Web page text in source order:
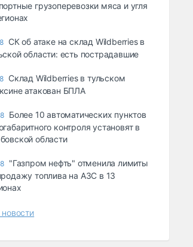
грузоперевозки мяса и угля
СК об атаке на склад Wildberries в
области: есть пострадавшие
Склад Wildberries в тульском
атакован БПЛА
Более 10 автоматических пунктов
контроля установят в
области
"Газпром нефть" отменила лимиты
топлива на АЗС в 13